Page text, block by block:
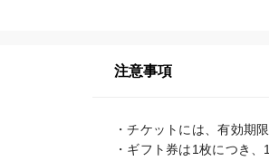
注意事項
・チケットには、有効期
・ギフト券は1枚につき